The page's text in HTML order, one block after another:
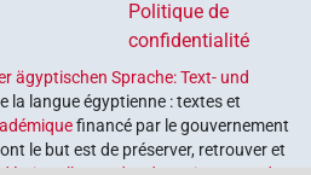
Politique de
confidentialité
ägyptischen Sprache: Text- und
langue égyptienne : textes et
financé par le gouvernement
le but est de préserver, retrouver et